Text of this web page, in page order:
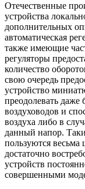
Отечественные
устройства
дополнительных
автоматическая
также имеющие
регуляторы
количество
свою очередь
устройство
преодолевать
воздуховодов и
воздуха либо в
данный напор.
пользуются
достаточно
устройств
совершенными